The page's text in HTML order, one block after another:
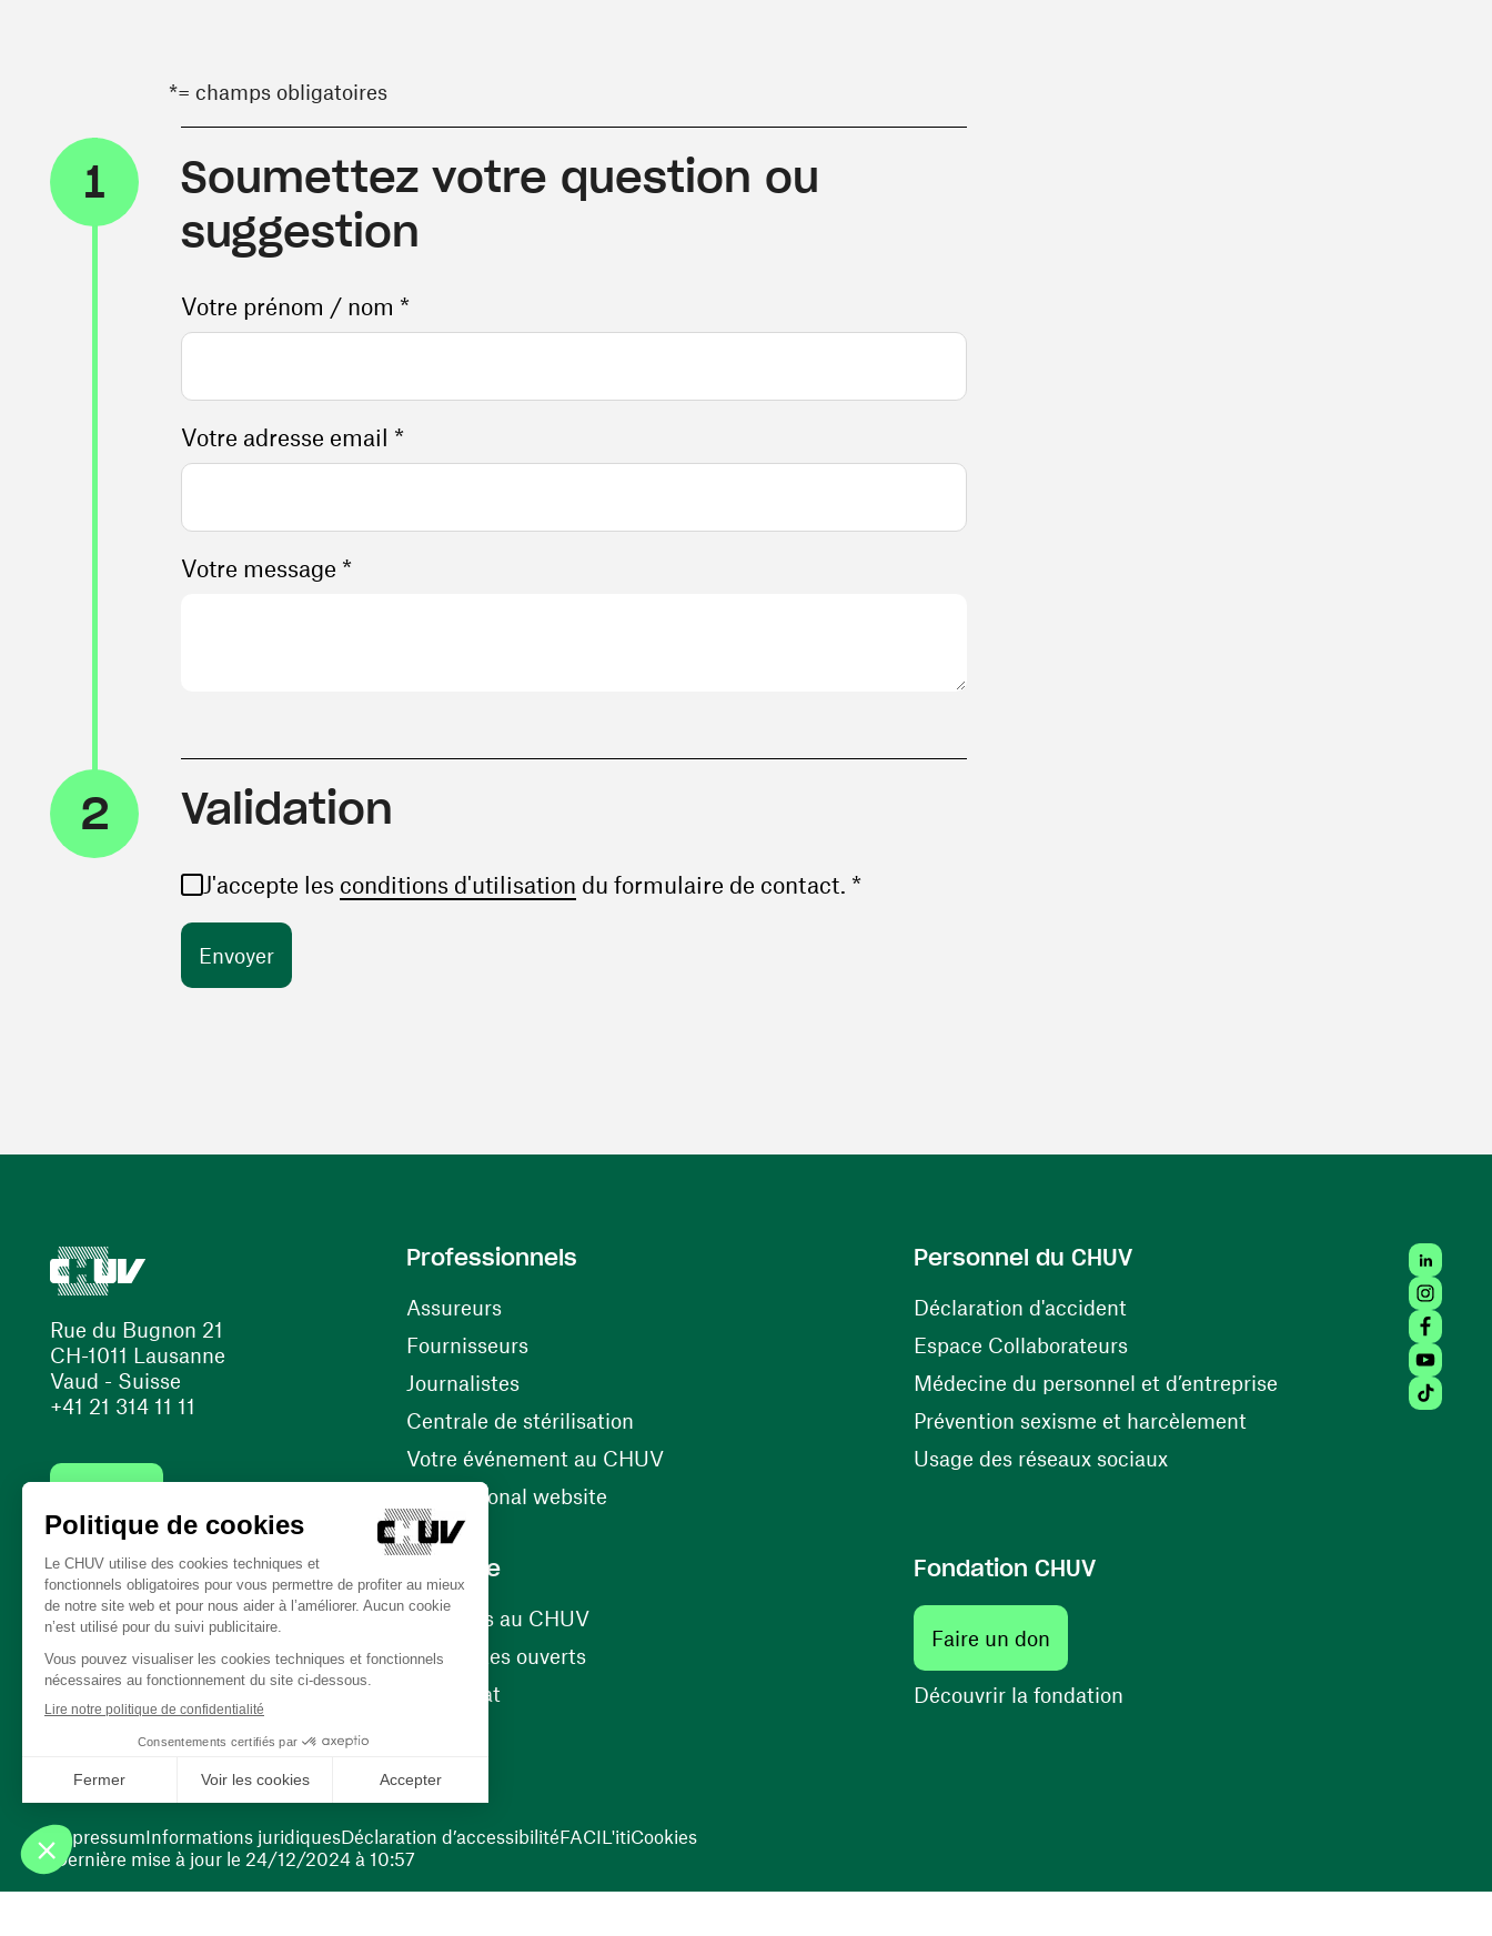
*= champs obligatoires
1
Soumettez votre question ou
suggestion
Votre prénom / nom *
Votre adresse email *
Votre message *
2 Validation
J'accepte les conditions d'utilisation (ouvre une nouvelle fenêtre)
du formulaire de contact. *
Rue du Bugnon 21
CH-1011 Lausanne
Vaud - Suisse
+41 21 314 11 11
(ouvre une nouvelle fenêtre)
(ouvre une nouvelle fenêtre)
Professionnels
Assureurs
Fournisseurs(ouvre une nouvelle fenêtre)
Journalistes
Centrale de stérilisation
Votre événement au CHUV(ouvre une nouvelle fenêtre)
International website
Personnel du CHUV
Déclaration d'accident(ouvre une nouvelle fenêtre)
Espace Collaborateurs(ouvre une nouvelle fenêtre)
Médecine du personnel et d’entreprise(ouvre une nouvelle
Prévention sexisme et harcèlement(ouvre une nouvelle
Usage des réseaux sociaux(ouvre une nouvelle fenêtre)
Carrière
Carrières au CHUV(ouvre une nouvelle fenêtre)
Nos postes ouverts(ouvre une nouvelle fenêtre)
Bénévolat
Fondation CHUV
Faire un don(ouvre une nouvelle fenêtre)
Découvrir la fondation(ouvre une nouvelle fenêtre)
Tiktok
Dernière mise à jour le 24/12/2024 à 10:57
ImpressumInformations juridiquesDéclaration d’accessibilitéFACIL'itiCookies